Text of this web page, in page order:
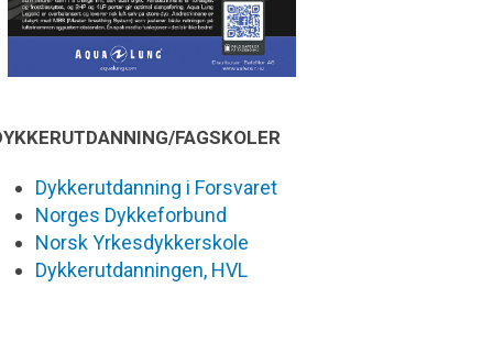
FAGSKOLER
Dykkerutdanning i Forsvaret
Norges Dykkeforbund
Norsk Yrkesdykkerskole
Dykkerutdanningen, HVL